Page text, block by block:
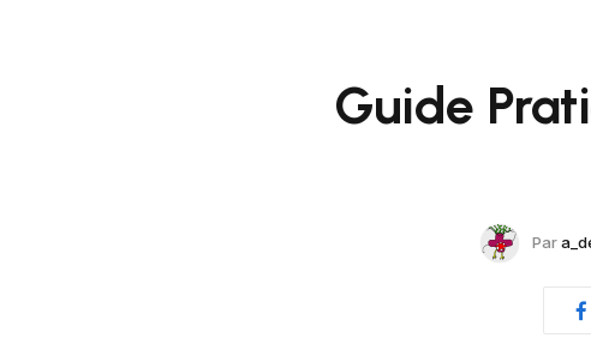
Guide
Par